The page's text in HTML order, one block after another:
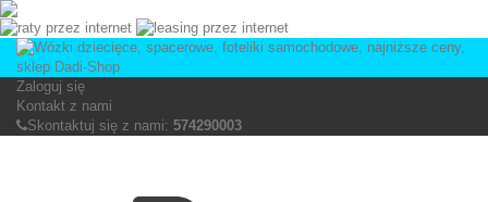
Zaloguj się
Kontakt z nami
Skontaktuj się z nami: 574290003